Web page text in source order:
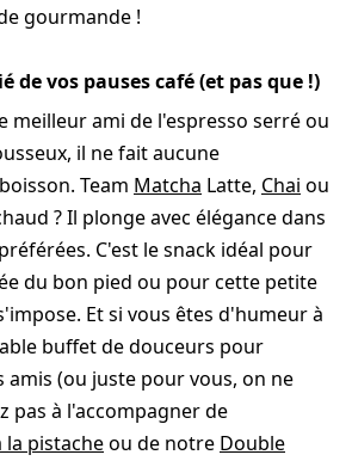
gourmande !
de vos pauses café (et pas que !)
meilleur ami de l'espresso serré ou
il ne fait aucune
Team Matcha Latte, Chai ou
? Il plonge avec élégance dans
C'est le snack idéal pour
du bon pied ou pour cette petite
Et si vous êtes d'humeur à
buffet de douceurs pour
amis (ou juste pour vous, on ne
pas à l'accompagner de
la pistacheou de notre Double